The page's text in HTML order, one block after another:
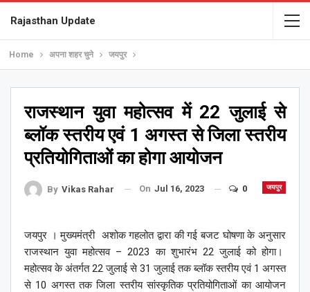
Rajasthan Update
Home अपना शहर चुने जयपुर
राजस्थान युवा महोत्सव में 22 जुलाई से
ब्लॉक स्तरीय एवं 1 अगस्त से जिला स्तरीय
प्रतियोगिताओं का होगा आयोजन
जयपुर
By Vikas Rahar On Jul 16, 2023 0
जयपुर । मुख्यमंत्री अशोक गहलोत द्वारा की गई बजट घोषणा के अनुसार
राजस्थान युवा महोत्सव – 2023 का शुभारंभ 22 जुलाई को होगा।
महोत्सव के अंतर्गत 22 जुलाई से 31 जुलाई तक ब्लॉक स्तरीय एवं 1 अगस्त
से 10 अगस्त तक जिला स्तरीय सांस्कृतिक प्रतियोगिताओं का आयोजन